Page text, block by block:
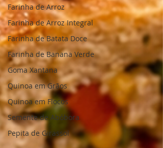
Farinha de Arroz
Farinha de Arroz Integral
Farinha de Batata Doce
Farinha de Banana Verde
Goma Xantana
Quinoa em Grãos
Quinoa em Flocos
Semente de Abóbora
Pepita de Girassol